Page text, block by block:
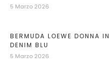
5 Marzo 2026
BERMUDA LOEWE DONNA IN
DENIM BLU
5 Marzo 2026